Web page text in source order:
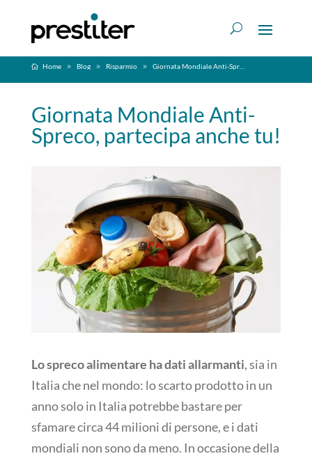
Home Blog Risparmio Giornata Mondiale Anti-Spreco, partecipa anche tu!
Giornata Mondiale Anti-
Spreco, partecipa anche tu!
Lo spreco alimentare ha dati allarmanti, sia in
Italia che nel mondo: lo scarto prodotto in un
anno solo in Italia potrebbe bastare per
sfamare circa 44 milioni di persone, e i dati
mondiali non sono da meno. In occasione della